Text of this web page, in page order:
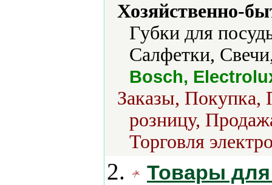
Хозяйственно-
Губки для
Салфетки,
Bosch,
Заказы, Покупка,
розницу,
Торговля
2. Товары для